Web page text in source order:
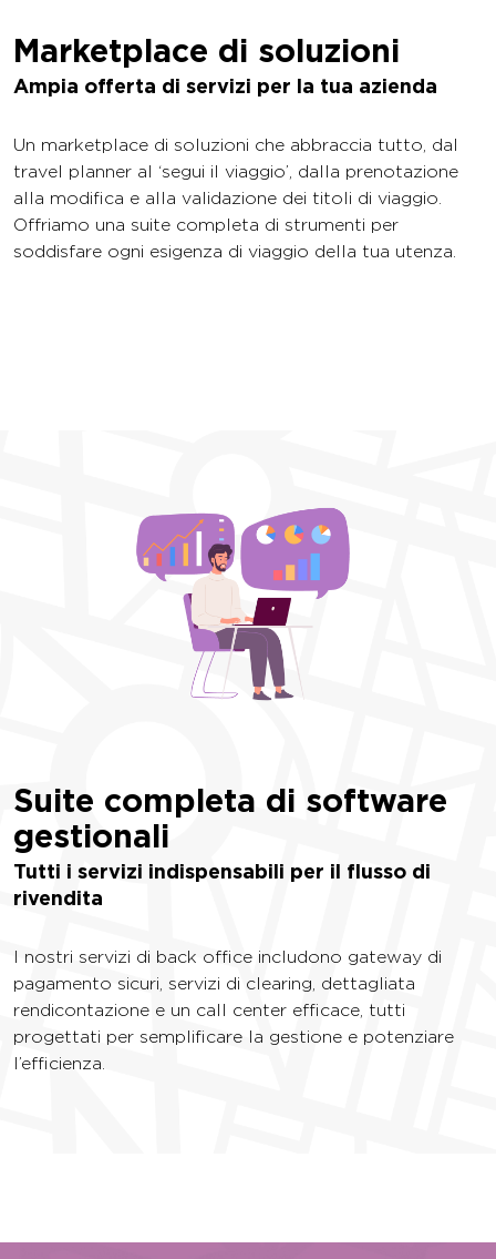
Marketplace di soluzioni
Ampia offerta di servizi per la tua azienda
Un marketplace di soluzioni che abbraccia tutto, dal
travel planner al ‘segui il viaggio’, dalla prenotazione
alla modifica e alla validazione dei titoli di viaggio.
Offriamo una suite completa di strumenti per
soddisfare ogni esigenza di viaggio della tua utenza.
Suite completa di software
gestionali
Tutti i servizi indispensabili per il flusso di
rivendita
I nostri servizi di back office includono gateway di
pagamento sicuri, servizi di clearing, dettagliata
rendicontazione e un call center efficace, tutti
progettati per semplificare la gestione e potenziare
l’efficienza.